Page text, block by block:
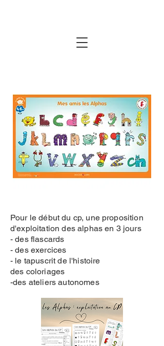
Pour le début du cp, une proposition
d'exploitation des alphas en 3 jours
- des flascards
- des exercices
- le tapuscrit de l'histoire
des coloriages
-des ateliers autonomes